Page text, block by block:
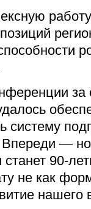
за
систему
—
90-
не как
нашего